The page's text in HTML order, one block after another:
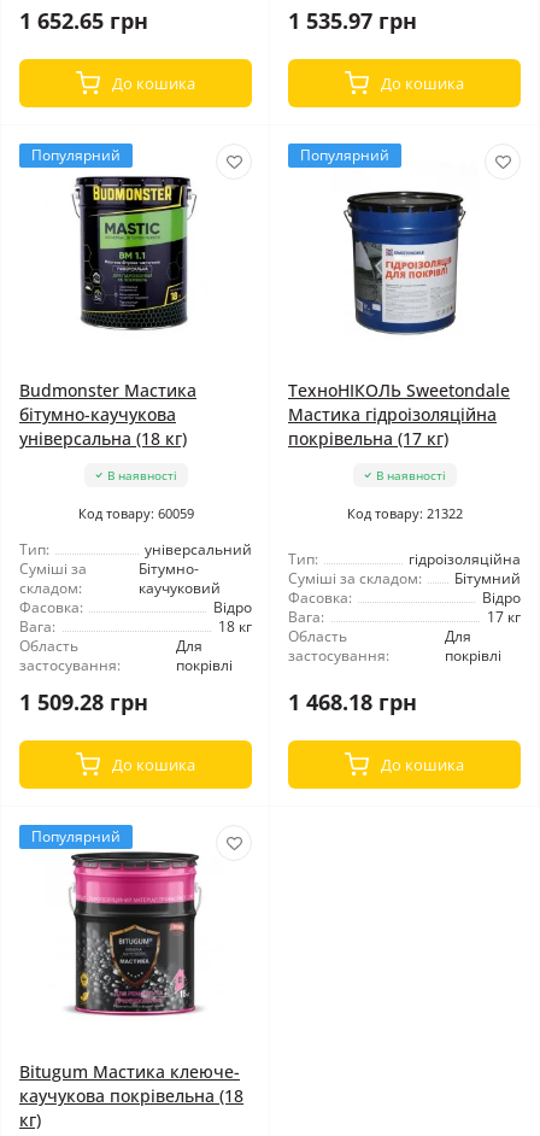
1 652.65 грн
До кошика
1 535.97 грн
До кошика
Популярний
Budmonster Мастика
бітумно-каучукова
універсальна (18 кг)
В наявності
Код товару: 60059
Тип:
універсальний
Суміші за
складом:
Бітумно-
каучуковий
Фасовка:
Відро
Вага:
18 кг
Область
застосування:
Для
покрівлі
1 509.28 грн
До кошика
Популярний
ТехноНІКОЛЬ Sweetondale
Мастика гідроізоляційна
покрівельна (17 кг)
В наявності
Код товару: 21322
Тип:
гідроізоляційна
Суміші за складом:
Бітумний
Фасовка:
Відро
Вага:
17 кг
Область
застосування:
Для
покрівлі
1 468.18 грн
До кошика
Популярний
Bitugum Мастика клеюче-
каучукова покрівельна (18
кг)